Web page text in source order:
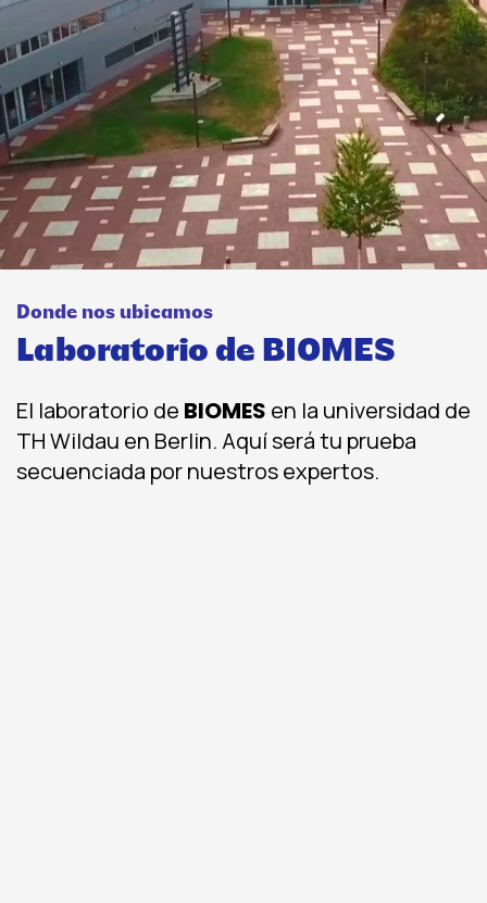
Donde nos ubicamos
Laboratorio de BIOMES
El laboratorio de BIOMES en la universidad de
TH Wildau en Berlin. Aquí será tu prueba
secuenciada por nuestros expertos.